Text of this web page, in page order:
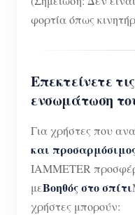
φορτία όπως
Επεκτείνετε
ενσωμάτωση
Για χρήστες που
και
IAMMETER
μεΒοηθός στο σπίτι
χρήστες μπορούν: